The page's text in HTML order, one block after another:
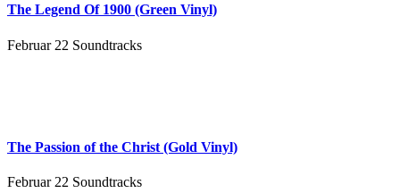
The Legend Of 1900 (Green Vinyl)
Februar 22 Soundtracks
The Passion of the Christ (Gold Vinyl)
Februar 22 Soundtracks